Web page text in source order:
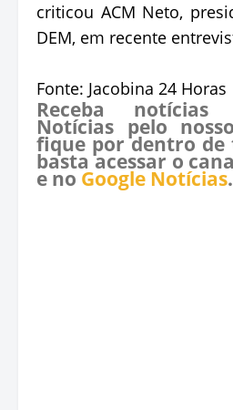
criticou ACM Neto,
DEM, em recente
Fonte: Jacobina 24 Horas
Receba notícias
Notícias pelo
fique por dentro de
basta acessar o
e no Google Notícias.